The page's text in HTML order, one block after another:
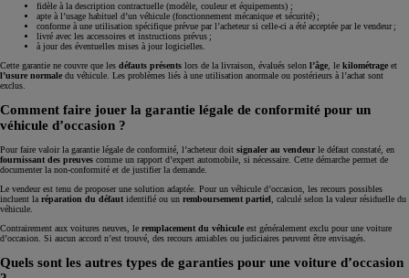
fidèle à la description contractuelle (modèle, couleur et équipements) ;
apte à l’usage habituel d’un véhicule (fonctionnement mécanique et sécurité) ;
conforme à une utilisation spécifique prévue par l’acheteur si celle-ci a été acceptée par le vendeur ;
livré avec les accessoires et instructions prévus ;
à jour des éventuelles mises à jour logicielles.
Cette garantie ne couvre que les défauts présents lors de la livraison, évalués selon l’âge, le kilométrage et
l’usure normale du véhicule. Les problèmes liés à une utilisation anormale ou postérieurs à l’achat sont
exclus.
Comment faire jouer la garantie légale de conformité pour un
véhicule d’occasion ?
Pour faire valoir la garantie légale de conformité, l’acheteur doit signaler au vendeurle défaut constaté, en
fournissant des preuves comme un rapport d’expert automobile, si nécessaire. Cette démarche permet de
documenter la non-conformité et de justifier la demande.
Le vendeur est tenu de proposer une solution adaptée. Pour un véhicule d’occasion, les recours possibles
incluent la réparation du défaut identifié ou un remboursement partiel, calculé selon la valeur résiduelle du
véhicule.
Contrairement aux voitures neuves, le remplacement du véhicule est généralement exclu pour une voiture
d’occasion. Si aucun accord n’est trouvé, des recours amiables ou judiciaires peuvent être envisagés.
Quels sont les autres types de garanties pour une voiture d’occasion